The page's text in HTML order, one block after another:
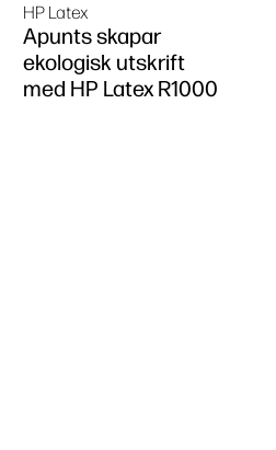
HP Latex
Apunts skapar
ekologisk utskrift
med HP Latex R1000